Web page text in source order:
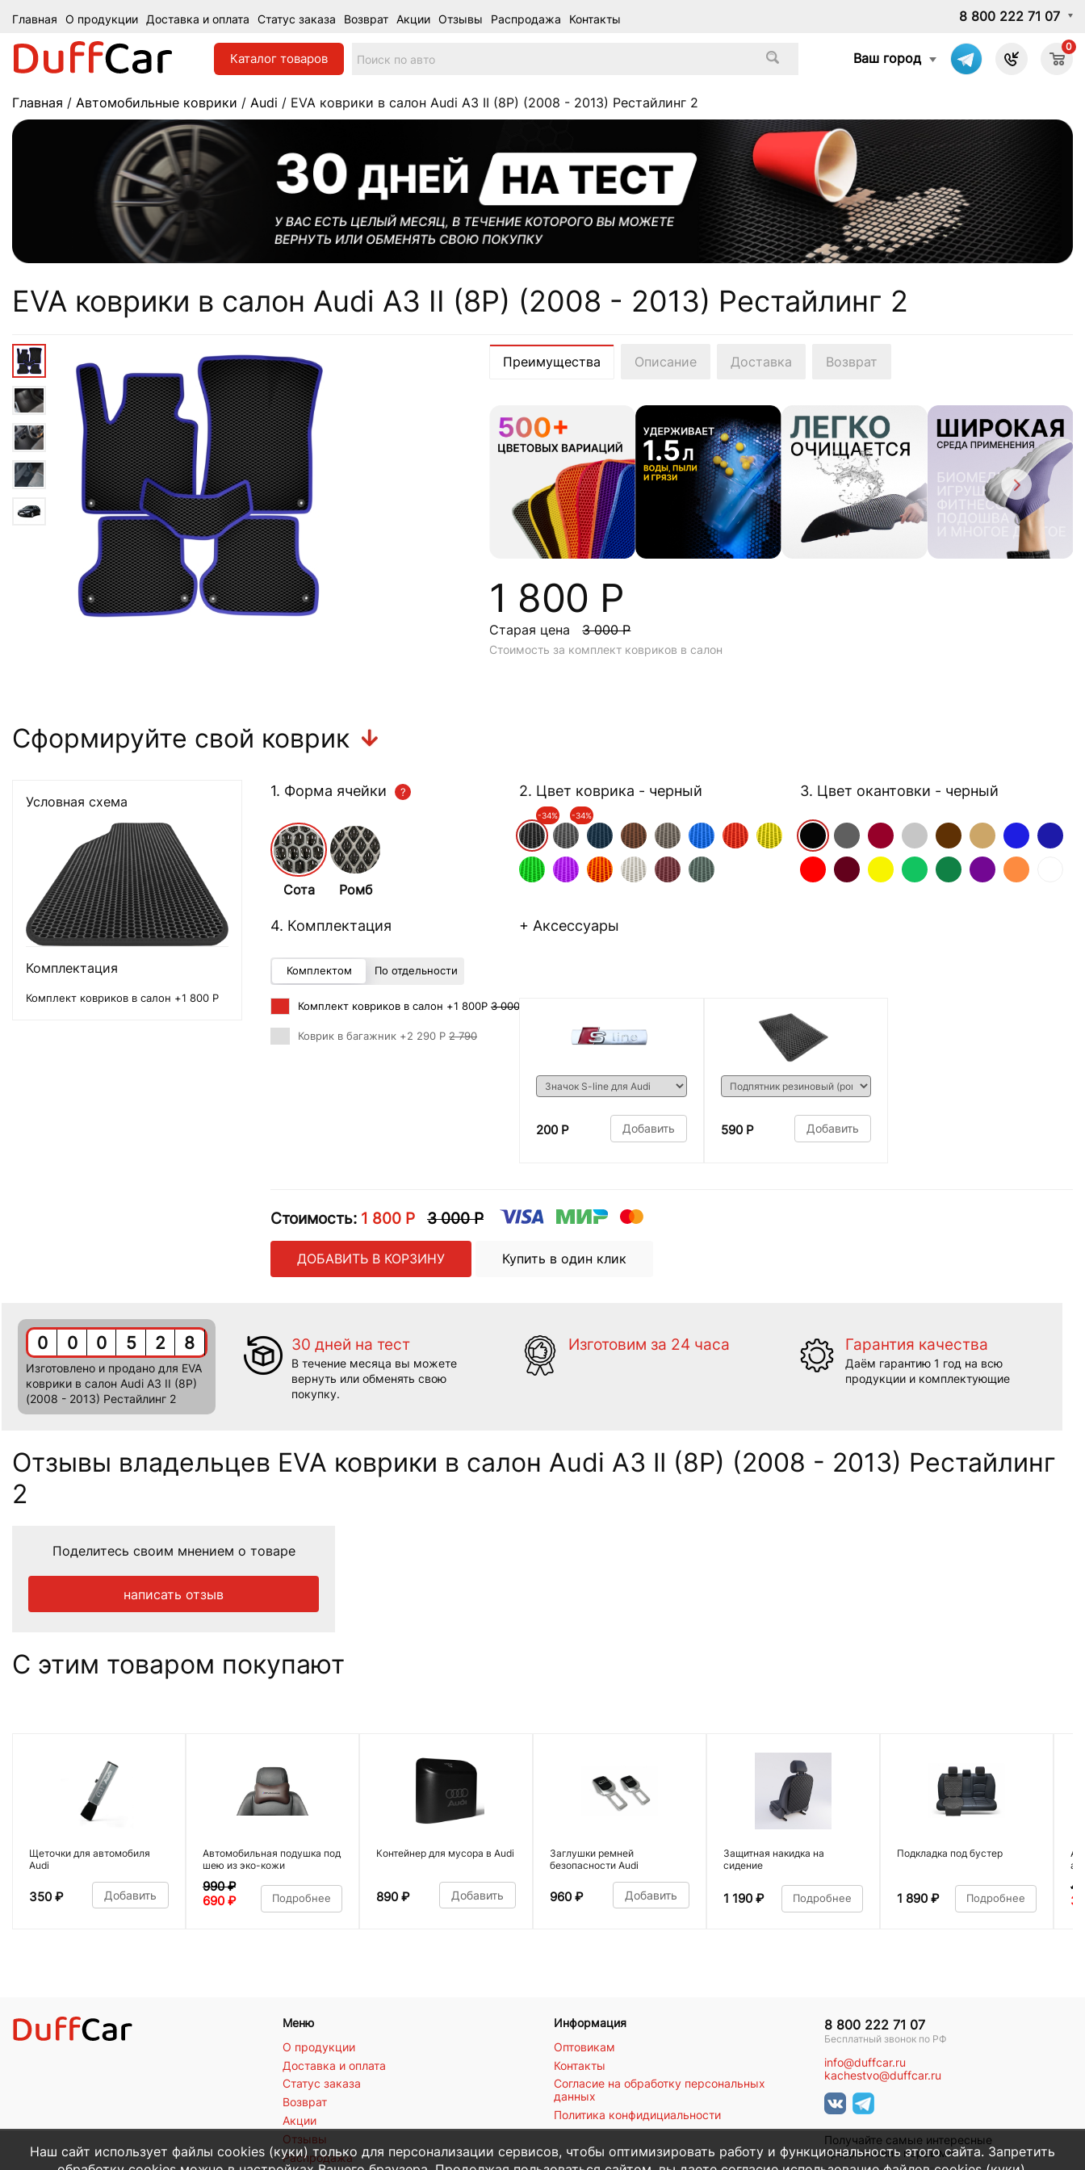
Главная О продукции Доставка и оплата Статус заказа Возврат Акции Отзывы Распродажа Контакты 8 800 222 71 07
Каталог товаров Ваш город
0
Главная / Автомобильные коврики / Audi / EVA коврики в салон Audi A3 II (8P) (2008 - 2013) Рестайлинг 2
EVA коврики в салон Audi A3 II (8P) (2008 - 2013) Рестайлинг 2
Преимущества Описание Доставка Возврат
1 800 Р
Старая цена 3 000 Р
Стоимость за комплект ковриков в салон
Сформируйте свой коврик
1. Форма ячейки
Сота Ромб
2. Цвет коврика - черный
-34% -34%
3. Цвет окантовки - черный
4. Комплектация
Комплектом По отдельности
Комплект ковриков в салон +1 800Р 3 000
Коврик в багажник +2 290 Р 2 790
+ Аксессуары
200 Р Добавить 590 Р Добавить
Стоимость: 1 800 Р 3 000 Р
ДОБАВИТЬ В КОРЗИНУ Купить в один клик
Условная схема
Комплектация
Комплект ковриков в салон +1 800 Р
0 0 0 5 2 8
Изготовлено и продано для EVA
коврики в салон Audi A3 II (8P)
(2008 - 2013) Рестайлинг 2
30 дней на тест
В течение месяца вы можете
вернуть или обменять свою
покупку.
Изготовим за 24 часа Гарантия качества
Даём гарантию 1 год на всю
продукции и комплектующие
Отзывы владельцев EVA коврики в салон Audi A3 II (8P) (2008 - 2013) Рестайлинг
2
Поделитесь своим мнением о товаре
написать отзыв
С этим товаром покупают
Щеточки для автомобиля
Audi
350 ₽ Добавить
Автомобильная подушка под
шею из эко-кожи
990₽
690 ₽ Подробнее
Контейнер для мусора в Audi
890 ₽ Добавить
Заглушки ремней
безопасности Audi
960 ₽ Добавить
Защитная накидка на
сидение
1 190 ₽ Подробнее
Подкладка под бустер
1 890 ₽ Подробнее
4
3
Меню
О продукции
Доставка и оплата
Статус заказа
Возврат
Акции
Отзывы
Распродажа
Информация
Оптовикам
Контакты
Согласие на обработку персональных
данных
Политика конфидициальности
8 800 222 71 07
Бесплатный звонок по РФ
info@duffcar.ru
kachestvo@duffcar.ru
Получайте самые интересные
предложения первыми
Наш сайт использует файлы cookies (куки) только для персонализации сервисов, чтобы оптимизировать работу и функциональность этого сайта. Запретить